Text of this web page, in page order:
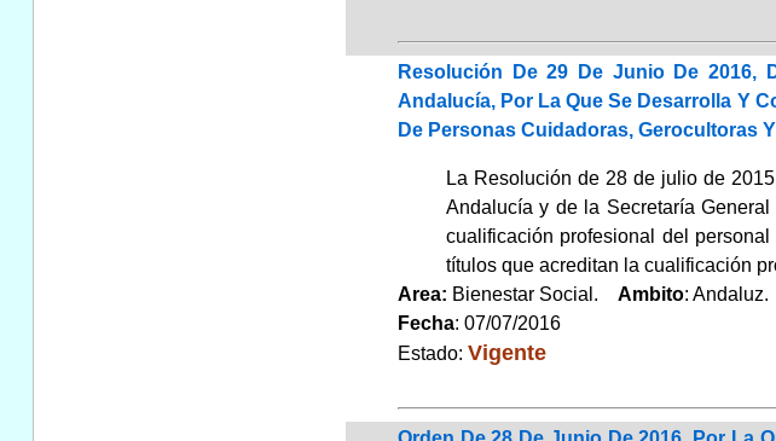
Resolución De 29 De Junio De 2016,
Andalucía, Por La Que Se Desarrolla Y
De Personas Cuidadoras, Gerocultoras
La Resolución de 28 de julio de
Andalucía y de la Secretaría
cualificación profesional del
títulos que acreditan la cualificación
Area: Bienestar Social. Ambito: Andaluz.
Fecha: 07/07/2016
Estado: Vigente